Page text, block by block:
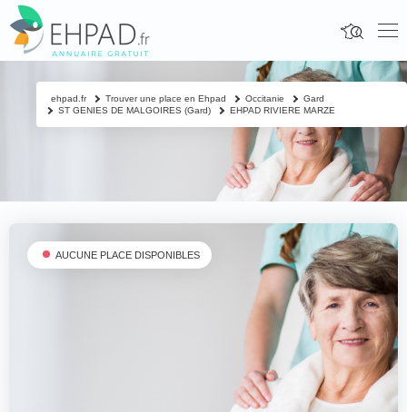
Fermer
Contacter un proche
Nom & prénom du résident à contacter *
AUCUNE PLACE DISPONIBLES
ehpad.fr Trouver une place en Ehpad Occitanie
Gard
ST GENIES DE MALGOIRES (Gard)
EHPAD RIVIERE MARZE